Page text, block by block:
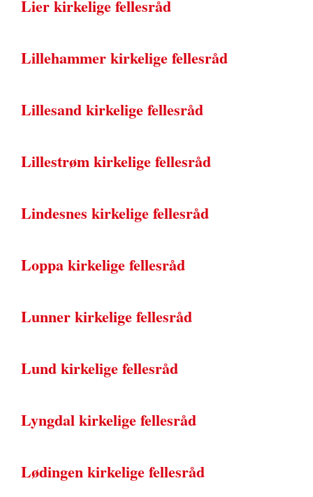
Lier kirkelige fellesråd
Lillehammer kirkelige fellesråd
Lillesand kirkelige fellesråd
Lillestrøm kirkelige fellesråd
Lindesnes kirkelige fellesråd
Loppa kirkelige fellesråd
Lunner kirkelige fellesråd
Lund kirkelige fellesråd
Lyngdal kirkelige fellesråd
Lødingen kirkelige fellesråd